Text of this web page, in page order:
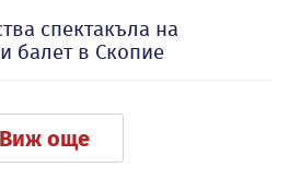
спектакъла на
балет в Скопие
Виж още